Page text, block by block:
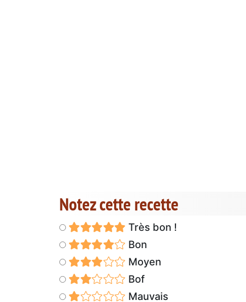
Notez cette recette
Très bon !
Bon
Moyen
Bof
Mauvais